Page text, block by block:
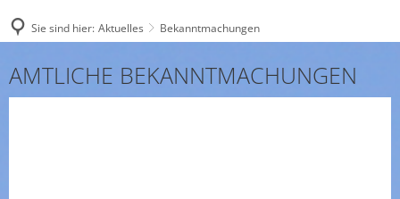
Sie sind hier: Aktuelles Bekanntmachungen
Bekanntmachungen
AMTLICHE BEKANNTMACHUNGEN